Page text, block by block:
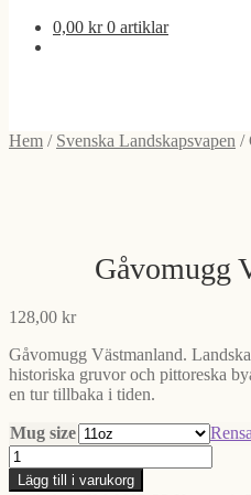
0,00 kr 0 artiklar
Hem / Svenska Landskapsvapen /
Gåvomugg
128,00 kr
Gåvomugg Västmanland.
historiska gruvor och pittoreska
en tur tillbaka i tiden.
Mug size
Rensa
Gåvomugg
Västmanland
Lägg till i varukorg